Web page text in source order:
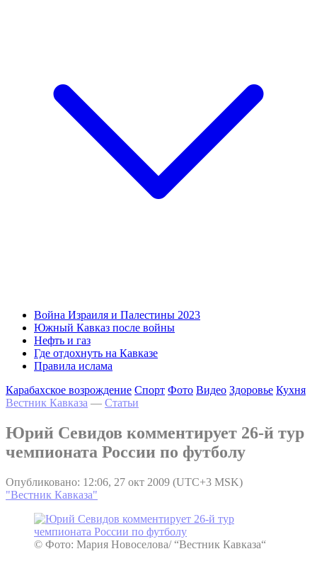
Война Израиля и Палестины 2023
Южный Кавказ после войны
Нефть и газ
Где отдохнуть на Кавказе
Правила ислама
Карабахское возрождение Спорт Фото Видео Здоровье Кухня
Вестник Кавказа — Статьи
Юрий Севидов комментирует 26-й тур
чемпионата России по футболу
Опубликовано: 12:06, 27 окт 2009 (UTC+3 MSK)
"Вестник Кавказа"
© Фото: Мария Новоселова/ “Вестник Кавказа“